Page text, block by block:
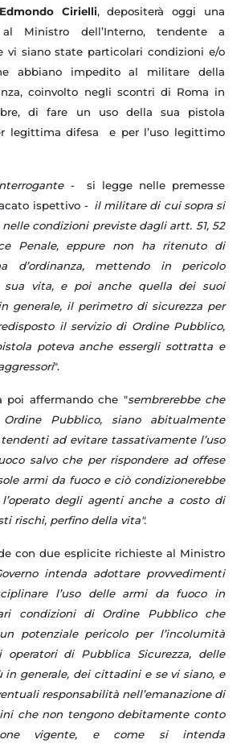
Edmondo Cirielli, depositerà oggi una
al Ministro dell’Interno, tendente a
vi siano state particolari condizioni e/o
abbiano impedito al militare della
coinvolto negli scontri di Roma in
di fare un uso della sua pistola
legittima difesa e per l’uso legittimo
- si legge nelle premesse
ispettivo- il militare di cui sopra si
condizioni previste dagli artt. 51, 52
Penale, eppure non ha ritenuto di
d’ordinanza, mettendo in pericolo
vita, e poi anche quella dei suoi
generale, il perimetro di sicurezza per
il servizio di Ordine Pubblico,
poteva anche essergli sottratta e
".
poi affermando che "sembrerebbe che
Pubblico, siano abitualmente
ad evitare tassativamente l’uso
salvo che per rispondere ad offese
armi da fuoco e ciò condizionerebbe
degli agenti anche a costo di
rischi, perfino della vita".
con due esplicite richieste al Ministro
intenda adottare provvedimenti
l’uso delle armi da fuoco in
condizioni di Ordine Pubblico che
potenziale pericolo per l’incolumità
di Pubblica Sicurezza, delle
in generale, dei cittadini e se vi siano, e
responsabilità nell’emanazione di
che non tengono debitamente conto
vigente, e come si intenda